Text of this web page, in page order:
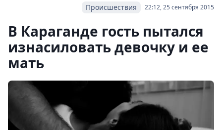
22:12, 25 сентября 2015
Происшествия
В Караганде гость пытался
изнасиловать девочку и ее
мать